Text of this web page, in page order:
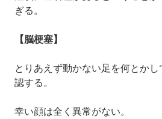
ぎる。
【脳梗塞】
とりあえず動かない足を何とか
認する。
幸い顔は全く異常がない。